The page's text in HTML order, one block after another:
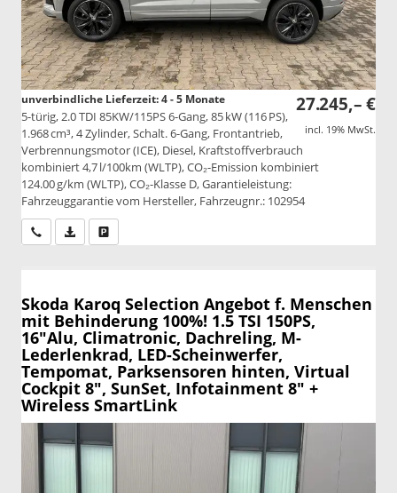
27.245,– €
incl. 19% MwSt.
unverbindliche Lieferzeit: 4 - 5 Monate
5-türig, 2.0 TDI 85KW/115PS 6-Gang, 85 kW (116 PS),
1.968 cm³, 4 Zylinder, Schalt. 6-Gang, Frontantrieb,
Verbrennungsmotor (ICE), Diesel, Kraftstoffverbrauch
kombiniert 4,7 l/100km (WLTP), CO₂-Emission kombiniert
124.00 g/km (WLTP), CO₂-Klasse D, Garantieleistung:
Fahrzeuggarantie vom Hersteller, Fahrzeugnr.: 102954
Wir rufen Sie anPDF-Datei, Fahrzeugexposé drucken
Skoda Karoq Selection Angebot f. Menschen
mit Behinderung 100%! 1.5 TSI 150PS,
16"Alu, Climatronic, Dachreling, M-
Lederlenkrad, LED-Scheinwerfer,
Tempomat, Parksensoren hinten, Virtual
Cockpit 8", SunSet, Infotainment 8" +
Wireless SmartLink